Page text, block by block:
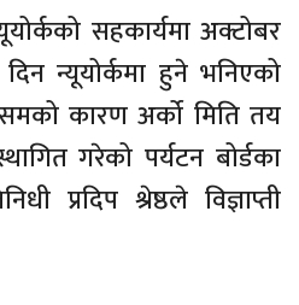
सहकार्यमा अक्टोबर
न्यूयोर्कमा हुने भनिएको
कारण अर्को मिति तय
गरेको पर्यटन बोर्डका
प्रदिप श्रेष्ठले विज्ञाप्ती